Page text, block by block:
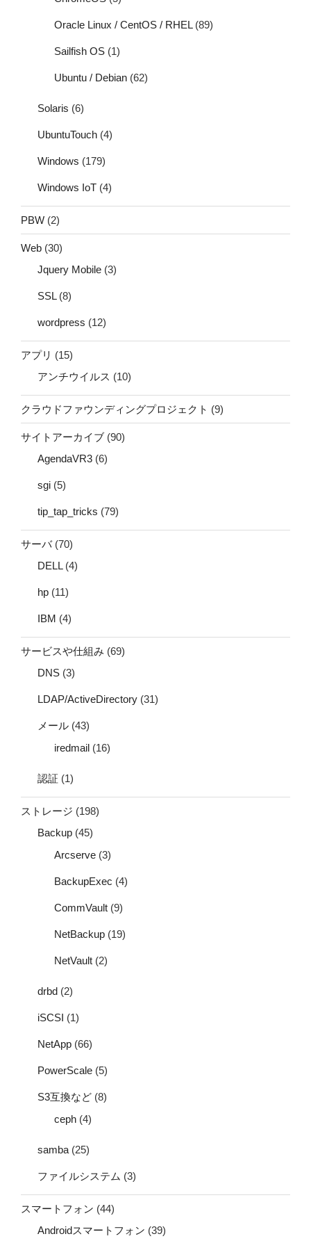
Oracle Linux / CentOS / RHEL(89)
Sailfish OS (1)
Ubuntu / Debian (62)
Solaris (6)
UbuntuTouch (4)
Windows (179)
Windows IoT (4)
PBW (2)
Web (30)
Jquery Mobile (3)
SSL(8)
wordpress (12)
アプリ (15)
アンチウイルス (10)
クラウドファウンディングプロジェクト (9)
サイトアーカイブ (90)
AgendaVR3 (6)
sgi (5)
tip_tap_tricks (79)
サーバ(70)
DELL(4)
hp (11)
IBM (4)
サービスや仕組み (69)
DNS (3)
LDAP/ActiveDirectory (31)
メール (43)
iredmail (16)
認証 (1)
ストレージ (198)
Backup (45)
Arcserve (3)
BackupExec (4)
CommVault (9)
NetBackup (19)
NetVault (2)
drbd (2)
iSCSI (1)
NetApp (66)
PowerScale (5)
S3互換など (8)
ceph (4)
samba (25)
ファイルシステム (3)
スマートフォン (44)
Androidスマートフォン (39)